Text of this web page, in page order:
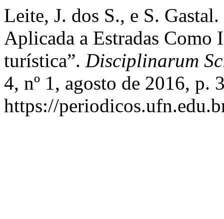
Leite, J. dos S., e S.
Aplicada a Estradas Como
turística”. Disciplinarum
4, nº 1, agosto de 2016, p.
https://